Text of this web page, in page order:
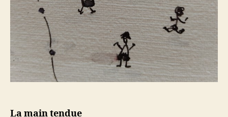
La main tendue